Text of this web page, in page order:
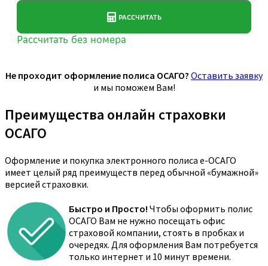
Не проходит оформление полиса ОСАГО? Оставить заявку
и мы поможем Вам!
Преимущества онлайн страховки
ОСАГО
Оформление и покупка электронного полиса е-ОСАГО
имеет целый ряд преимуществ перед обычной «бумажной»
версией страховки.
Быстро и Просто! Чтобы оформить полис
ОСАГО Вам не нужно посещать офис
страховой компании, стоять в пробках и
очередях. Для оформления Вам потребуется
только интернет и 10 минут времени.